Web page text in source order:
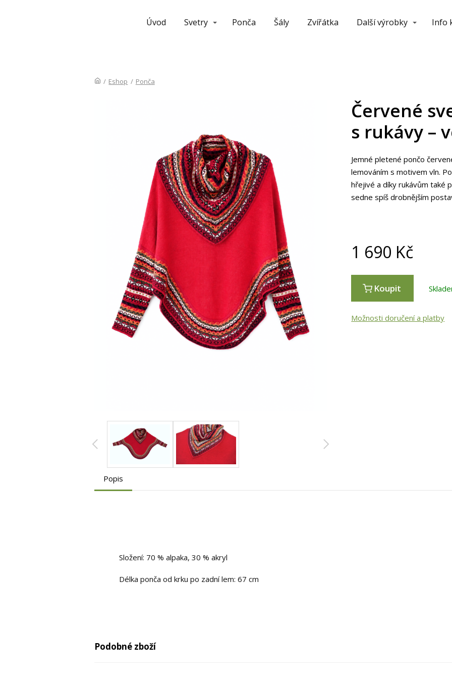
Úvod Svetry Ponča Šály Zvířátka Další výrobky Info
/ Eshop / Ponča
Červené
s rukávy –
Jemné pletené pončo
lemováním s motivem vln.
hřejivé a díky rukávům také
sedne spíš drobnějším
1 690 Kč
Koupit
Možnosti doručení a platby
Popis
Složení: 70 % alpaka, 30 % akryl
Délka ponča od krku po zadní lem: 67 cm
Podobné zboží